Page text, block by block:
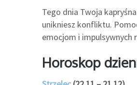
Tego dnia Twoja
unikniesz konfliktu.
emocjom i impulsywnych
Horoskop